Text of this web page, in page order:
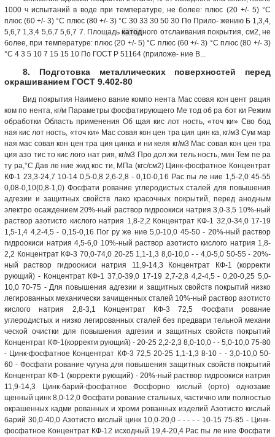
1000 ч испытаний в воде при температуре, не более: плюс (20 +/- 5) °С
плюс (60 +/- 3) °С плюс (80 +/- 3) °С 30 33 30 50 30 По Прило- жению Б 1,3,4,
5,6,7 1,3,4 5,6,7 5,6,7 7. Площадькатодного отслаивания покрытия, см2, не
более, при температуре: плюс (20 +/- 5) °С плюс (60 +/- 3) °С плюс (80 +/- 3)
°С 4 3 5 10 7 15 15 10 По ГОСТ Р 51164 (приложе- ние В...
8. Подготовка металлических поверхностей перед
окрашиванием ГОСТ 9.402-80
Вид покрытия Наимено вание компо нента Мас совая кон цент рация
ком по нента, кг/м Параметры фосфатирующего Ме тод об ра бот ки Режим
обработки Область применения Об щая кис лот ность, «точ ки» Сво бод
ная кис лот ность, «точ ки» Мас совая кон цен тра ция цин ка, кг/м3 Сум мар
ная мас совая кон цен тра ция цинка и ни келя кг/м3 Мас совая кон цен тра
ция азо тис то кис лого нат рия, кг/м3 Про дол жи тель ность, мин Тем пе ра
ту ра,°С Дав ле ние жид кос ти, МПа (кгс/см2) Цинк-фосфатное Концентрат
КФ-1 23,3-24,7 10-14 0,5-0,8 2,6-2,8 - 0,10-0,16 Рас пы ле ние 1,5-2,0 45-55
0,08-0,10(0,8-1,0) Фосфати рование углеродистых сталей для повышения
адгезии и защитных свойств лако красочных покрытий, перед анодным
электро осаждением 20%-ный раствор гидроокиси натрия 3,0-3,5 10%-ный
раствор азотисто кислого натрия 1,8-2,2 Концентрат КФ-1 32,0-34,0 17-19
1,5-1,4 4,2-4,5 - 0,15-0,16 Пог ру же ние 5,0-10,0 45-50 - 20%-ный раствор
гидроокиси натрия 4,5-6,0 10%-ный раствор азотисто кислого натрия 1,8-
2,2 Концентрат КФ-3 70,0-74,0 20-25 1,1-1,3 8,0-10,0 - - 4,0-5,0 50-55 - 20%-
ный раствор гидроокиси натрия 11,9-14,3 Концентрат КФ-1 (корректи
рующий) - Концентрат КФ-1 37,0-39,0 17-19 2,7-2,8 4,2-4,5 - 0,20-0,25 5,0-
10,0 70-75 - Для повышения адгезии и защитных свойств покрытий низко
легированных механически зачищенных сталей 10%-ный раствор азотисто
кислого натрия 2,8-3,1 Концентрат КФ-3 72,5 Фосфати рование
углеродистых и низко легированных сталей без предвари тельной механи
ческой очистки для повышения адгезии и защитных свойств покрытий
Концентрат КФ-1(корректи рующий) - 20-25 2,2-2,3 8,0-10,0 - - 5,0-10,0 75-80
- Цинк-фосфатное Концентрат КФ-3 72,5 20-25 1,1-1,3 8-10 - - 3,0-10,0 50-
60 - Фосфати рование чугуна для повышения защитных свойств покрытий
Концентрат КФ-1 (корректи рующий) - 20%-ный раствор гидроокиси натрия
11,9-14,3 Цинк-барий-фосфатное Фосфорно кислый (орто) однозаме
щенный цинк 8,0-12,0 Фосфати рование стальных, частично или полностью
окрашенных кадми рованных и хроми рованных изделий Азотисто кислый
барий 30,0-40,0 Азотисто кислый цинк 10,0-20,0 - - - - - 10-15 75-85 - Цинк-
фосфатное Концентрат КФ-12 исходный 19,4-20,4 Рас пы ле ние Фосфати